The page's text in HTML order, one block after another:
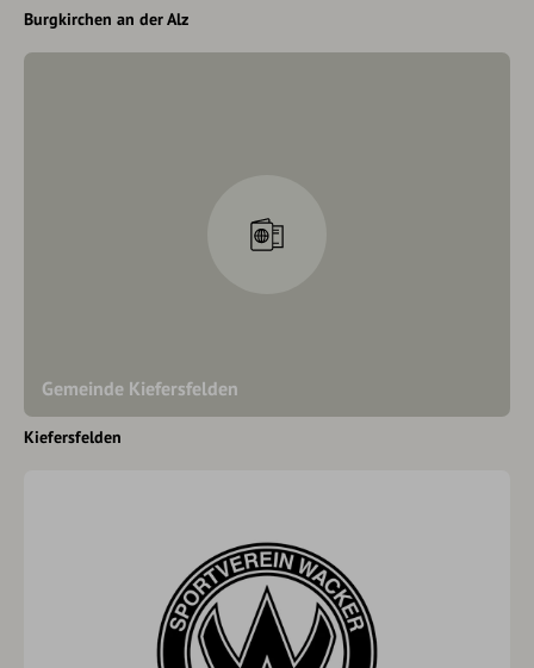
Burgkirchen an der Alz
Gemeinde Kiefersfelden
Kiefersfelden